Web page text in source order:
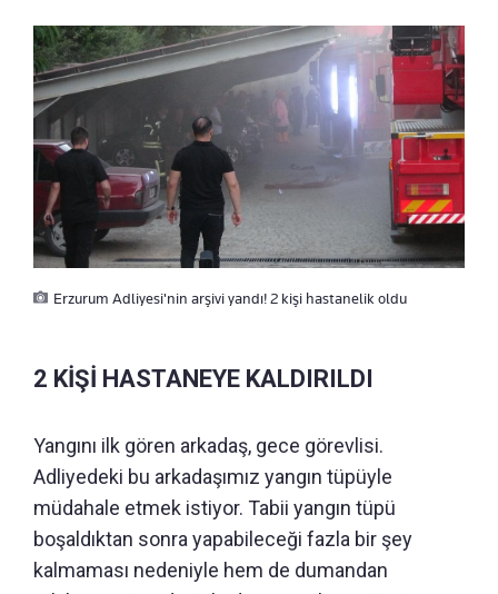
Erzurum Adliyesi'nin arşivi yandı! 2 kişi hastanelik oldu
2 KİŞİ HASTANEYE KALDIRILDI
Yangını ilk gören arkadaş, gece görevlisi.
Adliyedeki bu arkadaşımız yangın tüpüyle
müdahale etmek istiyor. Tabii yangın tüpü
boşaldıktan sonra yapabileceği fazla bir şey
kalmaması nedeniyle hem de dumandan